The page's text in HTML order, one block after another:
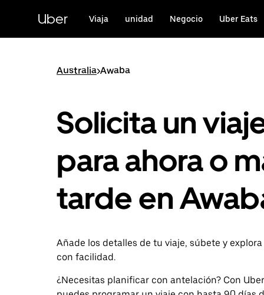
contenido
principal
Uber Viaja unidad Negocio Uber Eats
Australia>Awaba
Solicita un
para ahora o
tarde en
Añade los detalles de tu viaje, súbete y
con facilidad.
¿Necesitas planificar con antelación? Con